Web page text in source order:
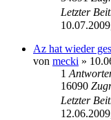
Letzter
Az hat wieder
von mecki »
1
16090
Letzter